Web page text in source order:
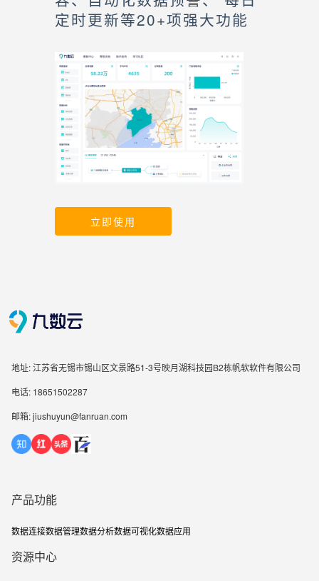
定时更新等20+项强大功能
立即使用
地址: 江苏省无锡市锡山区文景路51-3号映月湖科技园B2栋帆软软件有限公司
电话: 18651502287
邮箱: jiushuyun@fanruan.com
产品功能
数据连接数据管理数据分析数据可视化数据应用
资源中心